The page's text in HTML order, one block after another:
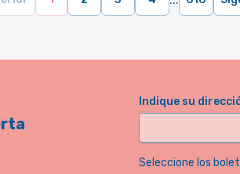
Indique su
Seleccione los